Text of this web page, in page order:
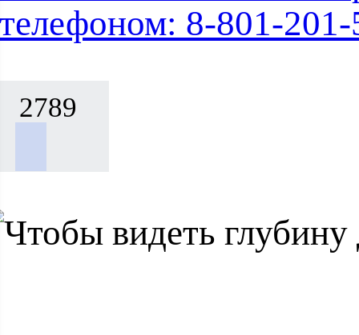
телефоном: 8-801-
2789